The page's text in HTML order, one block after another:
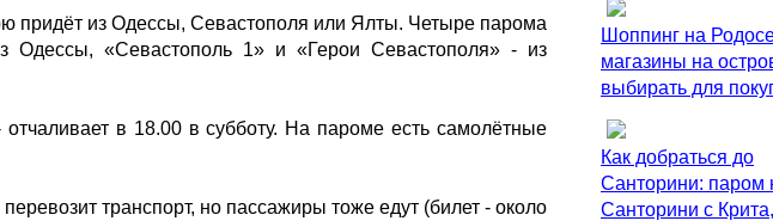
придёт из Одессы, Севастополя или Ялты. Четыре парома
«Севастополь 1» и «Герои Севастополя» - из
в 18.00 в субботу. На пароме есть самолётные
транспорт, но пассажиры тоже едут (билет - около
Шоппинг на
магазины на
выбирать для
Как добраться до
Санторини: паром
Санторини с